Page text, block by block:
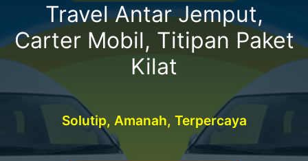
Travel Antar Jemput,
Carter Mobil, Titipan Paket
Kilat
Solutip, Amanah, Terpercaya